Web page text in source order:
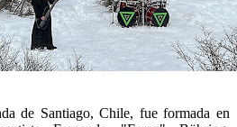
de Santiago, Chile, fue formada en